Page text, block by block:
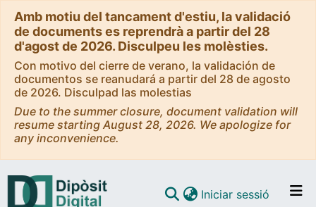
Amb motiu del tancament d'estiu, la validació
de documents es reprendrà a partir del 28
d'agost de 2026. Disculpeu les molèsties.
Con motivo del cierre de verano, la validación de
documentos se reanudará a partir del 28 de agosto
de 2026. Disculpad las molestias
Due to the summer closure, document validation will
resume starting August 28, 2026. We apologize for
any inconvenience.
Iniciar sessió (current)